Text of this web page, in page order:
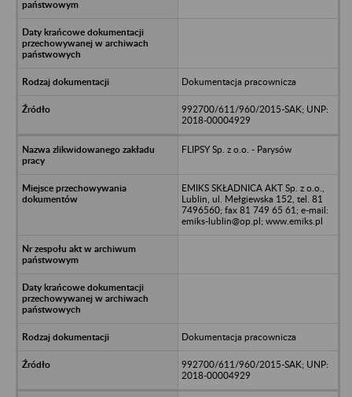
Dokumentacja pracownicza
992700/611/960/2015-SAK; UNP:
2018-00004929
FLIPSY Sp. z o.o. - Parysów
EMIKS SKŁADNICA AKT Sp. z o.o.,
Lublin, ul. Mełgiewska 152, tel. 81
7496560; fax 81 749 65 61; e-mail:
emiks-lublin@op.pl; www.emiks.pl
Dokumentacja pracownicza
992700/611/960/2015-SAK; UNP:
2018-00004929